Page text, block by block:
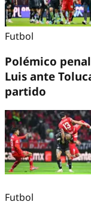
Futbol
Polémico
Luis ante
partido
Futbol